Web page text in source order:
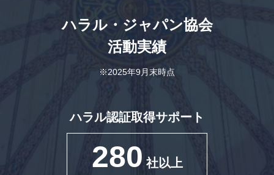
ハラル・ジャパン協会
活動実績
※2025年9月末時点
ハラル認証取得サポート
280 社以上